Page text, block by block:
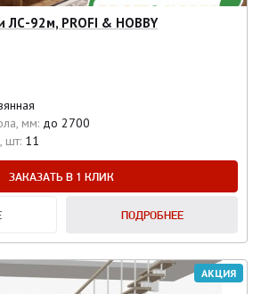
ЛС-92м, PROFI & HOBBY
мм: до 2700
шт: 11
ЗАКАЗАТЬ В 1 КЛИК
ПОДРОБНЕЕ
АКЦИЯ